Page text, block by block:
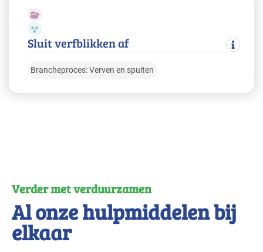
Sluit verfblikken af
Brancheproces: Verven en spuiten
Verder met verduurzamen
Al onze hulpmiddelen bij
elkaar